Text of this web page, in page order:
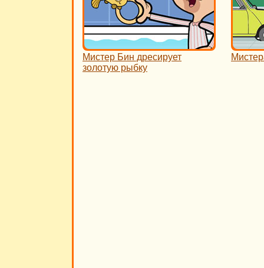
Мистер Бин дресирует
золотую рыбку